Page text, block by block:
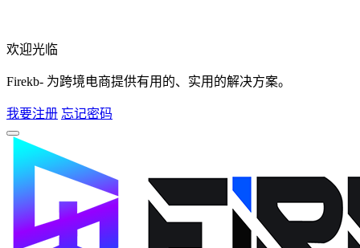
欢迎光临
Firekb- 为跨境电商提供有用的、实用的解决方案。
我要注册 忘记密码